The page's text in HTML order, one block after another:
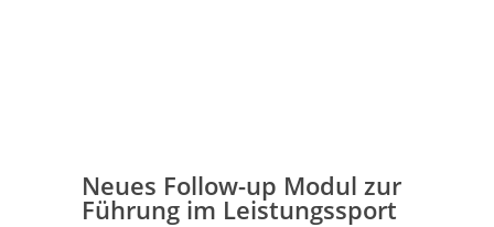
Neues Follow-up Modul zur
Führung im Leistungssport